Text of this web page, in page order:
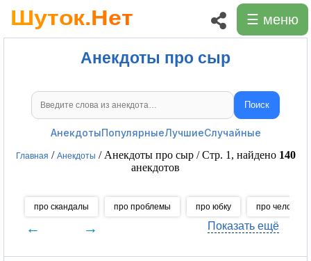
☰ меню
Анекдоты про сыр
Поиск анекдотов Поиск
АнекдотыПопулярныеЛучшиеСлучайные
Главная / Анекдоты / Анекдоты про сыр / Стр. 1, найдено 140
анекдотов
про скандалы про проблемы про юбку про
← → Показать ещё